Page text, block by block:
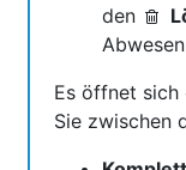
den
Es öffnet sich
Sie zwischen